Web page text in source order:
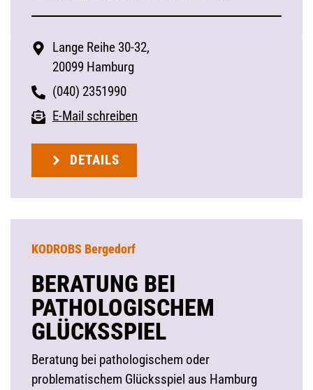
Lange Reihe 30-32,
20099 Hamburg
(040) 2351990
E-Mail schreiben
DETAILS
KODROBS Bergedorf
BERATUNG BEI
PATHOLOGISCHEM
GLÜCKSSPIEL
Beratung bei pathologischem oder
problematischem Glücksspiel aus Hamburg